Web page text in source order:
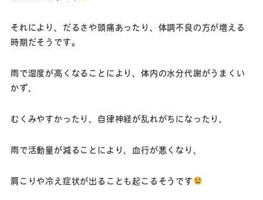
それにより、だるさや頭痛あったり、体調不良の方が増える
時期だそうです。
雨で湿度が高くなることにより、体内の水分代謝がうまくい
かず、
むくみやすかったり、自律神経が乱れがちになったり、
雨で活動量が減ることにより、血行が悪くなり、
肩こりや冷え症状が出ることも起こるそうです